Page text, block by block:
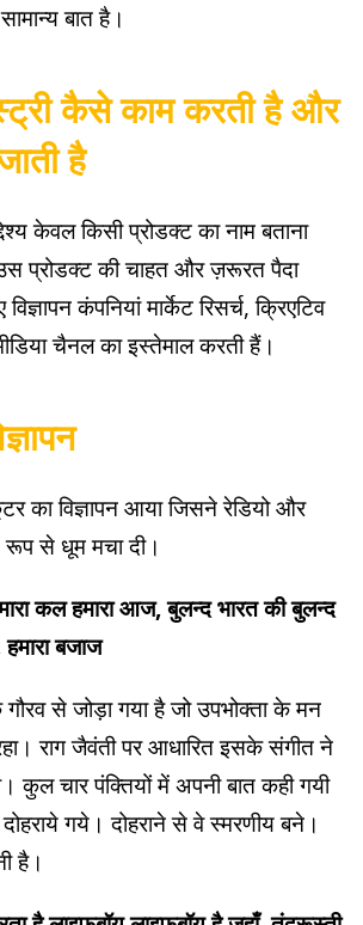
बात है।
कैसे काम करती है और
है
केवल किसी प्रोडक्ट का नाम बताना
प्रोडक्ट की चाहत और ज़रूरत पैदा
कंपनियां मार्केट रिसर्च, क्रिएटिव
चैनल का इस्तेमाल करती हैं।
का विज्ञापन आया जिसने रेडियो और
रूप से धूम मचा दी।
कल हमारा आज, बुलन्द भारत की बुलन्द
बजाज
से जोड़ा गया है जो उपभोक्ता के मन
राग जैवंती पर आधारित इसके संगीत ने
कुल चार पंक्तियों में अपनी बात कही गयी
गये। दोहराने से वे स्मरणीय बने।
है।